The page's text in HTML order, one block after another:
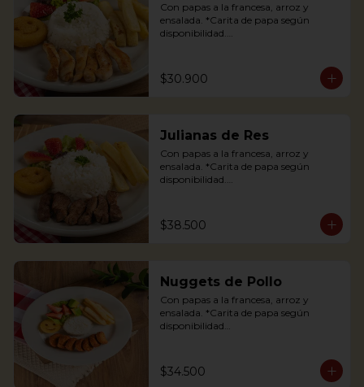
Con papas a la francesa, arroz y
ensalada. *Carita de papa según
disponibilidad.
happy face*, rice and salad.
*If available
$30.900
Julianas de Res
Con papas a la francesa, arroz y
ensalada. *Carita de papa según
disponibilidad.
potato happy face*, rice and salad.
*If available
$38.500
Nuggets de Pollo
Con papas a la francesa, arroz y
ensalada. *Carita de papa según
disponibilidad
children’s menu is served with french
fries, a potato happy face*, rice and
$34.500